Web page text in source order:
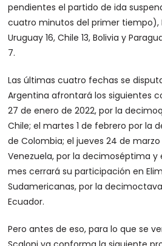
pendientes el partido de ida
cuatro minutos del primer tiempo),
Uruguay 16, Chile 13, Bolivia y
7.
Las últimas cuatro fechas se
Argentina afrontará los siguientes
27 de enero de 2022, por la
Chile; el martes 1 de febrero por la
de Colombia; el jueves 24 de
Venezuela, por la decimoséptima
mes cerrará su participación en
Sudamericanas, por la
Ecuador.
Pero antes de eso, para lo que se